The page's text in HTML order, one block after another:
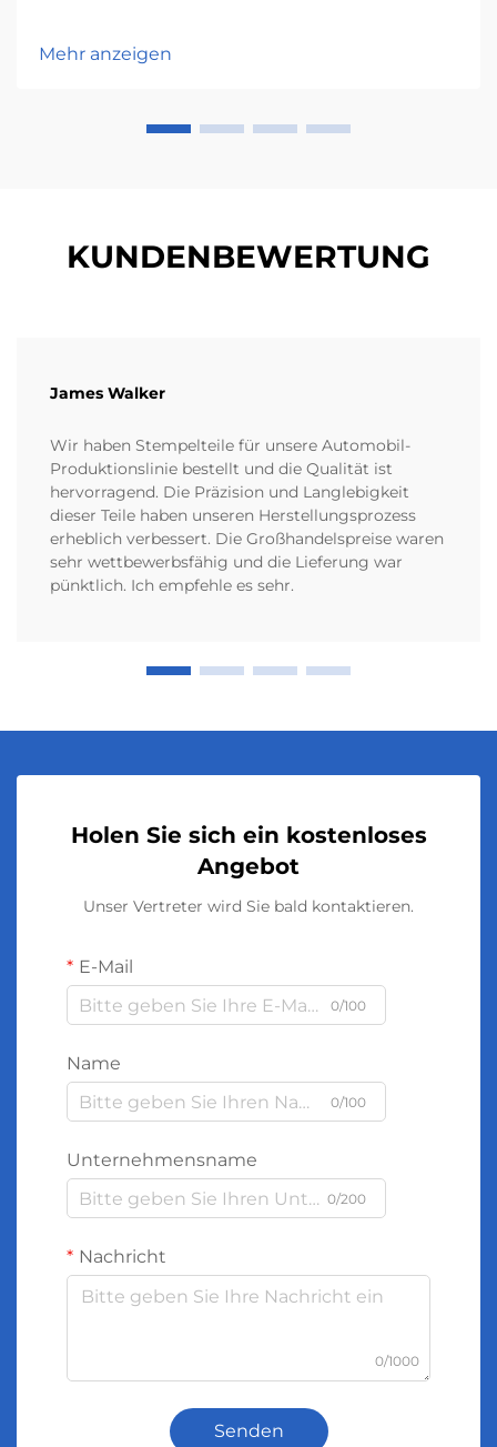
Mehr anzeigen
KUNDENBEWERTUNG
James Walker
Wir haben Stempelteile für unsere Automobil-
Produktionslinie bestellt und die Qualität ist
hervorragend. Die Präzision und Langlebigkeit
dieser Teile haben unseren Herstellungsprozess
erheblich verbessert. Die Großhandelspreise waren
sehr wettbewerbsfähig und die Lieferung war
pünktlich. Ich empfehle es sehr.
Holen Sie sich ein kostenloses
Angebot
Unser Vertreter wird Sie bald kontaktieren.
E-Mail
0/100
Name
0/100
Unternehmensname
0/200
Nachricht
0/1000
Senden